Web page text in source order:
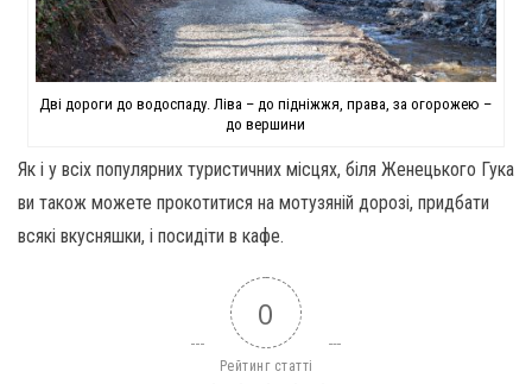
Дві дороги до водоспаду. Ліва – до підніжжя, права, за огорожею –
до вершини
Як і у всіх популярних туристичних місцях, біля Женецького Гука
ви також можете прокотитися на мотузяній дорозі, придбати
всякі вкусняшки, і посидіти в кафе.
0
Рейтинг статті